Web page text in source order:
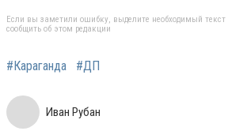
Если вы заметили ошибку, выделите необходимый
сообщить об этом редакции
#Караганда #ДП
Иван Рубан